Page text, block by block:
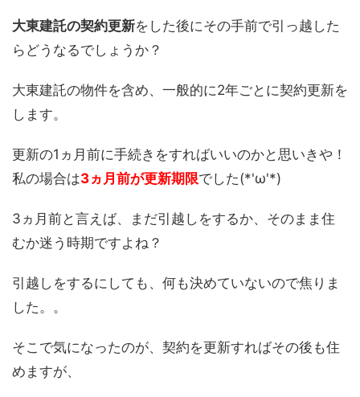
大東建託の契約更新をした後にその手前で引っ越した
らどうなるでしょうか？
大東建託の物件を含め、一般的に2年ごとに契約更新を
します。
更新の1ヵ月前に手続きをすればいいのかと思いきや！
私の場合は3ヵ月前が更新期限でした(*'ω'*)
3ヵ月前と言えば、まだ引越しをするか、そのまま住
むか迷う時期ですよね？
引越しをするにしても、何も決めていないので焦りま
した。。
そこで気になったのが、契約を更新すればその後も住
めますが、